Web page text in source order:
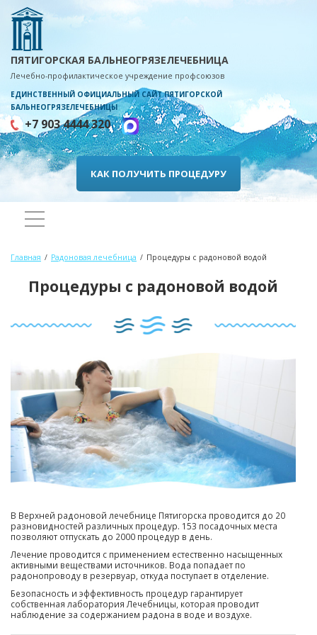
ПЯТИГОРСКАЯ БАЛЬНЕОГРЯЗЕЛЕЧЕБНИЦА
Лечебно-профилактическое учреждение профсоюзов
ЕДИНСТВЕННЫЙ ОФИЦИАЛЬНЫЙ САЙТ ПЯТИГОРСКОЙ
БАЛЬНЕОГРЯЗЕЛЕЧЕБНИЦЫ
+7 903 4444 320
КАК ПОЛУЧИТЬ ПРОЦЕДУРУ
Главная Радоновая лечебница Процедуры с радоновой водой
Процедуры с радоновой водой
В Верхней радоновой лечебнице Пятигорска проводится до 20
разновидностей различных процедур. 153 посадочных места
позволяют отпускать до 2000 процедур в день.
Лечение проводится с применением естественно насыщенных
активными веществами источников. Вода попадает по
радонопроводу в резервуар, откуда поступает в отделение.
Безопасность и эффективность процедур гарантирует
собственная лаборатория Лечебницы, которая проводит
наблюдение за содержанием радона в воде и воздухе.